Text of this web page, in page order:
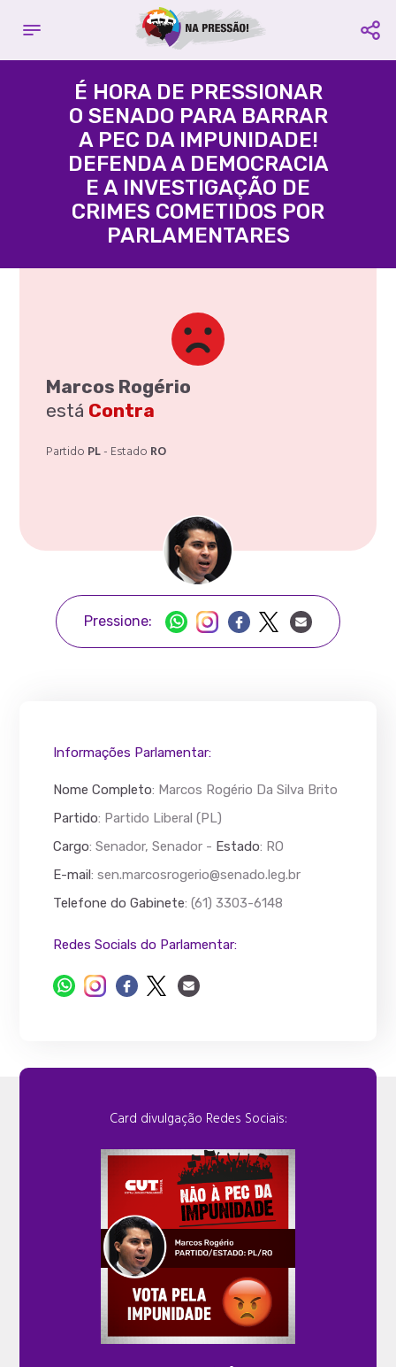
Compartilhe:
Complete seu cadastro
campanhas
Nome é Obrigatório
Email é Obrigatório
CADASTRAR
Contribuir com o projeto:
Agência:3395 - Conta
60.563.731/0001-77
É HORA DE PRESSIONAR
O SENADO PARA BARRAR
A PEC DA IMPUNIDADE!
DEFENDA A DEMOCRACIA
E A INVESTIGAÇÃO DE
CRIMES COMETIDOS POR
PARLAMENTARES
Marcos Rogério
está Contra
Partido PL- Estado RO
Pressione:
Informações Parlamentar:
Nome Completo: Marcos Rogério Da Silva Brito
Partido: Partido Liberal (PL)
Cargo: Senador, Senador - Estado: RO
E-mail:sen.marcosrogerio@senado.leg.br
Telefone do Gabinete: (61) 3303-6148
Redes Socials do Parlamentar:
Card divulgação Redes Sociais:
Acácio Favacho
Partido PROS- Estado AP
Compartilhe: